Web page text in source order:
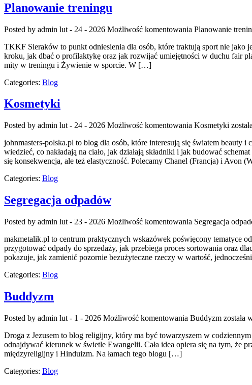
Planowanie treningu
Posted by admin lut - 24 - 2026 Możliwość komentowania Planowanie
TKKF Sieraków to punkt odniesienia dla osób, które traktują sport nie jako
kroku, jak dbać o profilaktykę oraz jak rozwijać umiejętności w duchu fair
mity w treningu i Żywienie w sporcie. W […]
Categories: Blog
Kosmetyki
Posted by admin lut - 24 - 2026 Możliwość komentowania Kosmetyki
johnmasters-polska.pl to blog dla osób, które interesują się światem beauty
wiedzieć, co nakładają na ciało, jak działają składniki i jak budować
się konsekwencja, ale też elastyczność. Polecamy Chanel (Francja) i
Categories: Blog
Segregacja odpadów
Posted by admin lut - 23 - 2026 Możliwość komentowania Segregacja
makmetalik.pl to centrum praktycznych wskazówek poświęcony tematyce
przygotować odpady do sprzedaży, jak przebiega proces sortowania oraz
pokazuje, jak zamienić pozornie bezużyteczne rzeczy w wartość,
Categories: Blog
Buddyzm
Posted by admin lut - 1 - 2026 Możliwość komentowania Buddyzm została
Droga z Jezusem to blog religijny, który ma być towarzyszem w
odnajdywać kierunek w świetle Ewangelii. Cała idea opiera się na tym, że
międzyreligijny i Hinduizm. Na łamach tego blogu […]
Categories: Blog